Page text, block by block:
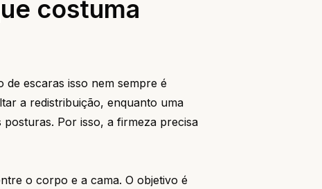
costuma
de escaras isso nem sempre é
a redistribuição, enquanto uma
posturas. Por isso, a firmeza precisa
o corpo e a cama. O objetivo é